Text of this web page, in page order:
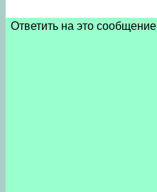
Ответить на это сообщение